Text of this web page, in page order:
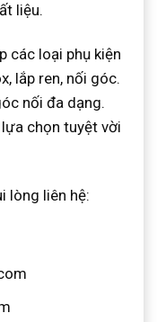
liệu.
các loại phụ kiện
lắp ren, nối góc.
nối đa dạng.
chọn tuyệt vời
lòng liên hệ: